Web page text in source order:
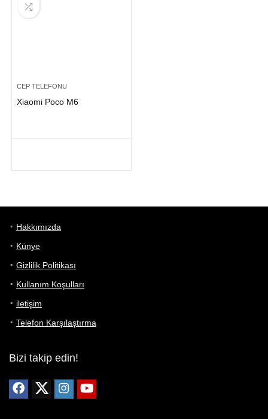
CEP TELEFONU
Xiaomi Poco M6
Hakkımızda
Künye
Gizlilik Politikası
Kullanım Koşulları
iletişim
Telefon Karşılaştırma
Bizi takip edin!